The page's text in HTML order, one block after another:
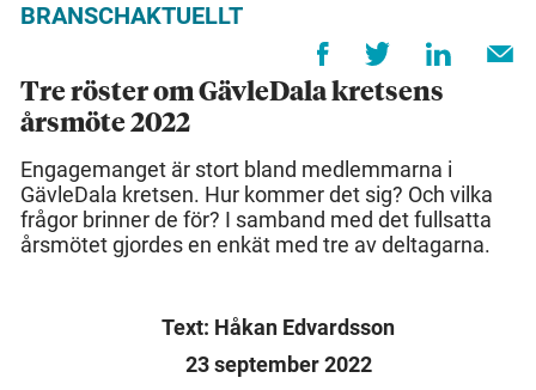
BRANSCHAKTUELLT
Tre röster om GävleDala kretsens
årsmöte 2022
Engagemanget är stort bland medlemmarna i
GävleDala kretsen. Hur kommer det sig? Och vilka
frågor brinner de för? I samband med det fullsatta
årsmötet gjordes en enkät med tre av deltagarna.
Text: Håkan Edvardsson
23 september 2022